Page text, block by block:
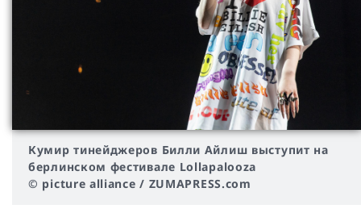
Кумир тинейджеров Билли Айлиш выступит на
берлинском фестивале Lollapalooza
© picture alliance / ZUMAPRESS.com